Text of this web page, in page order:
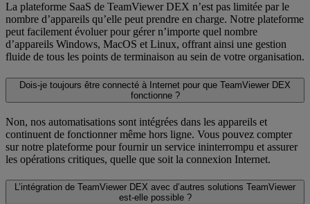
La plateforme SaaS de TeamViewer DEX n’est pas limitée par le
nombre d’appareils qu’elle peut prendre en charge. Notre plateforme
peut facilement évoluer pour gérer n’importe quel nombre
d’appareils Windows, MacOS et Linux, offrant ainsi une gestion
fluide de tous les points de terminaison au sein de votre organisation.
Dois-je toujours être connecté à Internet pour que TeamViewer DEX
fonctionne ?
Non, nos automatisations sont intégrées dans les appareils et
continuent de fonctionner même hors ligne. Vous pouvez compter
sur notre plateforme pour fournir un service ininterrompu et assurer
les opérations critiques, quelle que soit la connexion Internet.
L’intégration de TeamViewer DEX avec d’autres solutions TeamViewer
est-elle possible ?